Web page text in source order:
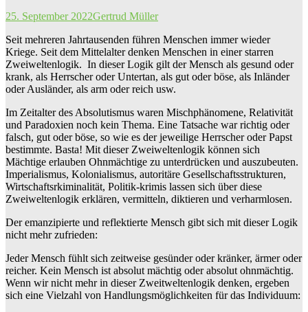
25. September 2022Gertrud Müller
Seit mehreren Jahrtausenden führen Menschen immer wieder
Kriege. Seit dem Mittelalter denken Menschen in einer starren
Zweiweltenlogik. In dieser Logik gilt der Mensch als gesund oder
krank, als Herrscher oder Untertan, als gut oder böse, als Inländer
oder Ausländer, als arm oder reich usw.
Im Zeitalter des Absolutismus waren Mischphänomene, Relativität
und Paradoxien noch kein Thema. Eine Tatsache war richtig oder
falsch, gut oder böse, so wie es der jeweilige Herrscher oder Papst
bestimmte. Basta! Mit dieser Zweiweltenlogik können sich
Mächtige erlauben Ohnmächtige zu unterdrücken und auszubeuten.
Imperialismus, Kolonialismus, autoritäre Gesellschaftsstrukturen,
Wirtschaftsrkiminalität, Politik-krimis lassen sich über diese
Zweiweltenlogik erklären, vermitteln, diktieren und verharmlosen.
Der emanzipierte und reflektierte Mensch gibt sich mit dieser Logik
nicht mehr zufrieden:
Jeder Mensch fühlt sich zeitweise gesünder oder kränker, ärmer oder
reicher. Kein Mensch ist absolut mächtig oder absolut ohnmächtig.
Wenn wir nicht mehr in dieser Zweitweltenlogik denken, ergeben
sich eine Vielzahl von Handlungsmöglichkeiten für das Individuum: